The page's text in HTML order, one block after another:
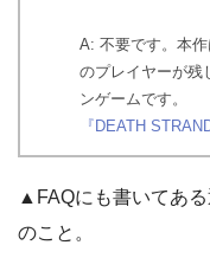
A: 不要です。本
のプレイヤーが残
ンゲームです。
『DEATH
▲FAQにも書いてある
のこと。